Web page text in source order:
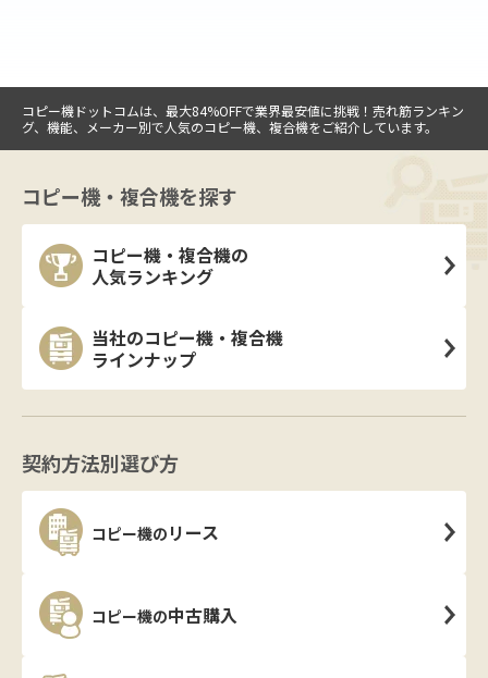
コピー機ドットコムは、最大84%OFFで業界最安値に挑戦！売れ筋ランキン
グ、機能、メーカー別で人気のコピー機、複合機をご紹介しています。
コピー機・複合機を探す
コピー機・複合機の
人気ランキング
当社のコピー機・複合機
ラインナップ
契約方法別選び方
コピー機の リース
コピー機の中古購入